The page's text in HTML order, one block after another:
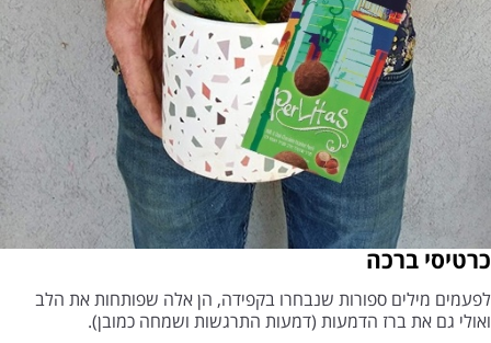
כרטיסי ברכה
לפעמים מילים ספורות שנבחרו בקפידה, הן אלה שפותחות את הלב
ואולי גם את ברז הדמעות (דמעות התרגשות ושמחה כמובן).